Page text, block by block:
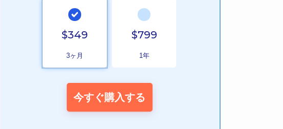
$349
3ヶ月
$799
1年
今すぐ購入する